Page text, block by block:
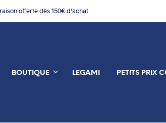
offerte dès 150€ d'achat
BOUTIQUE LEGAMI PETITS PRIX